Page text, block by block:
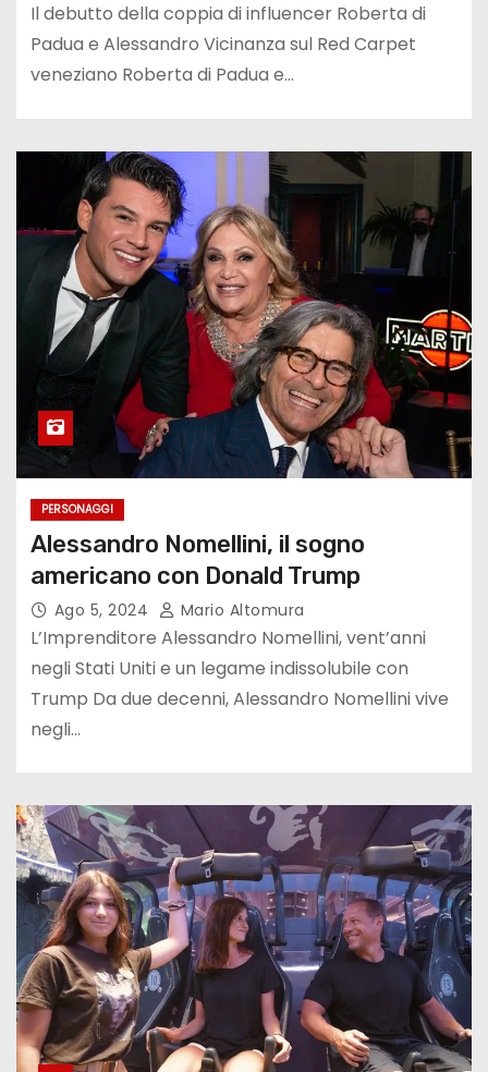
Il debutto della coppia di influencer Roberta di
Padua e Alessandro Vicinanza sul Red Carpet
veneziano Roberta di Padua e…
PERSONAGGI
Alessandro Nomellini, il sogno
americano con Donald Trump
Ago 5, 2024 Mario Altomura
L’Imprenditore Alessandro Nomellini, vent’anni
negli Stati Uniti e un legame indissolubile con
Trump Da due decenni, Alessandro Nomellini vive
negli…